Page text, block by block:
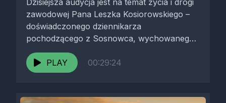
Dzisiejsza audycja jest na temat życia i drogi
zawodowej Pana Leszka Kosiorowskiego –
doświadczonego dziennikarza
pochodzącego z Sosnowca, wychowanego
w sportowym i aktywnym środowisku,...
PLAY
00:29:24